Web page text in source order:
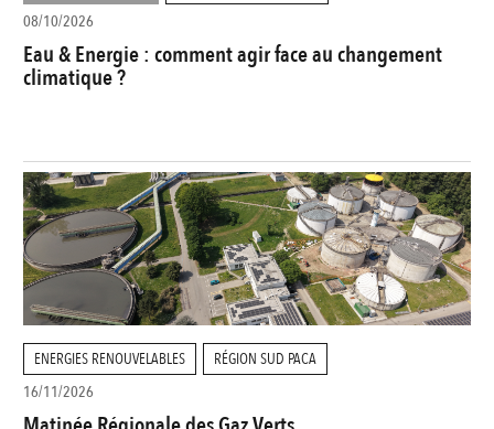
08/10/2026
Eau & Energie : comment agir face au changement
climatique ?
ENERGIES RENOUVELABLES
RÉGION SUD PACA
16/11/2026